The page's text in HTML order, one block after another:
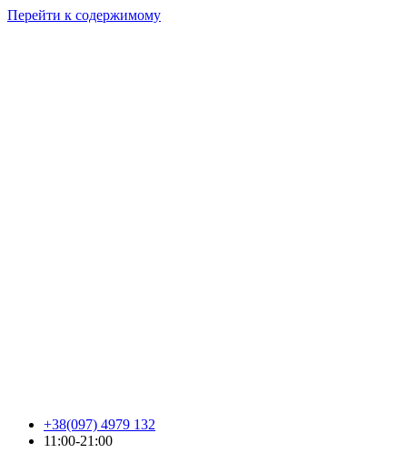
Перейти к содержимому
+38(097) 4979 132
11:00-21:00